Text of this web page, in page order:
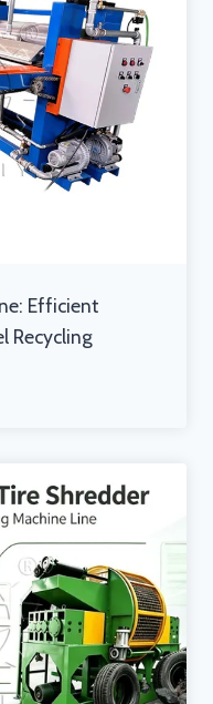
Efficient
Recycling